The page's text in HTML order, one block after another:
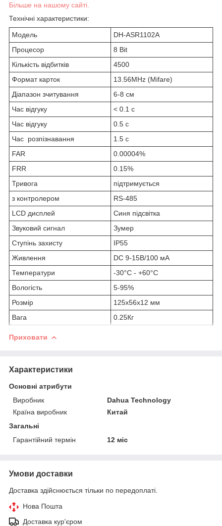
Більше на нашому сайті.
Технічні характеристики:
Модель
DH-ASR1102A
Процесор
8 Bit
Кількість відбитків
4500
Формат карток
13.56MHz (Mifare)
Діапазон зчитування
6-8 см
Час відгуку
< 0.1 c
Час відгуку
0.5 с
Час розпізнавання
1.5 с
FAR
0.00004%
FRR
0.15%
Тривога
підтримується
з контролером
RS-485
LCD дисплей
Синя підсвітка
Звуковий сигнал
Зумер
Ступінь захисту
IP55
Живлення
DC 9-15В/100 мА
Температури
-30°С - +60°С
Вологість
5-95%
Розмір
125х56х12 мм
Вага
0.25Кг
Приховати
Характеристики
Основні атрибути
Виробник
Dahua Technology
Країна виробник
Китай
Загальні
Гарантійний термін
12 міс
Умови доставки
Доставка здійснюється тільки по передоплаті.
Нова Пошта
Доставка кур'єром